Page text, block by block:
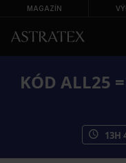
MAGAZÍN
KÓD ALL25
13H